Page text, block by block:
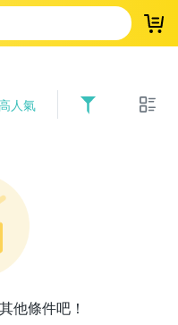
登
人氣
他條件吧！